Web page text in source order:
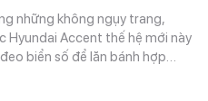
những không ngụy trang,
Hyundai Accent thế hệ mới này
biển số để lăn bánh hợp…